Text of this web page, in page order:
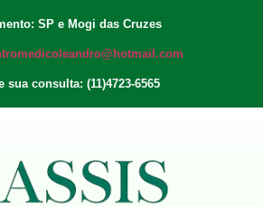
SP e Mogi das Cruzes
sua consulta: (11)4723-6565